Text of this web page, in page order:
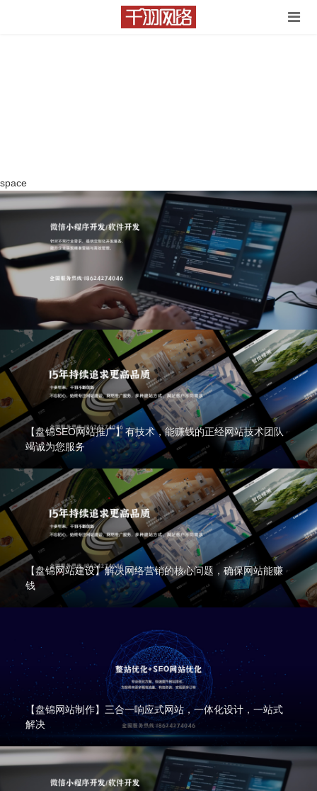
space
【盘锦SEO网站推广】有技术，能赚钱的正经网站技术团队
竭诚为您服务
【盘锦网站建设】解决网络营销的核心问题，确保网站能赚
钱
【盘锦网站制作】三合一响应式网站，一体化设计，一站式
解决